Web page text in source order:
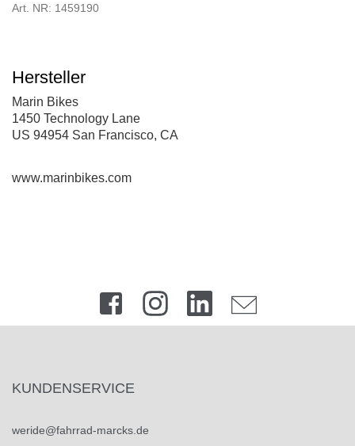
Art. NR: 1459190
Hersteller
Marin Bikes
1450 Technology Lane
US 94954 San Francisco, CA
www.marinbikes.com
KUNDENSERVICE
weride@fahrrad-marcks.de